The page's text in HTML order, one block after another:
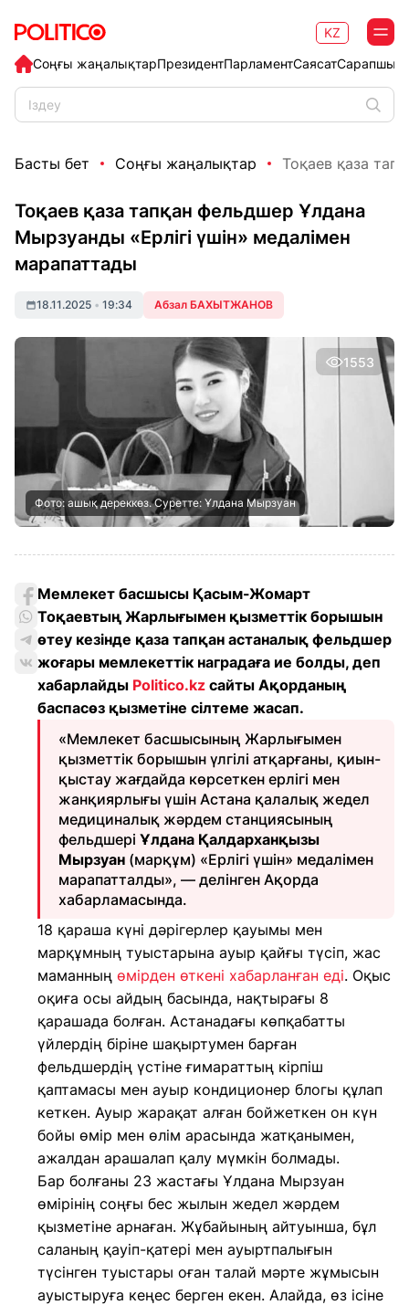
Соңғы жаңалықтарПрезидентПарламентСаясат
KZ
Басты бет Соңғы жаңалықтар Тоқаев қаза
Тоқаев қаза тапқан фельдшер Ұлдана
Мырзуанды «Ерлігі үшін» медалімен
марапаттады
18.11.2025 • 19:34 Абзал БАХЫТЖАНОВ
1553
Фото: ашық дереккөз. Суретте: Ұлдана Мырзуан
Мемлекет басшысы Қасым-Жомарт
Тоқаевтың Жарлығымен қызметтік борышын
өтеу кезінде қаза тапқан астаналық фельдшер
жоғары мемлекеттік наградаға ие болды, деп
хабарлайды Politico.kz сайты Ақорданың
баспасөз қызметіне сілтеме жасап.
«Мемлекет басшысының Жарлығымен
қызметтік борышын үлгілі атқарғаны, қиын-
қыстау жағдайда көрсеткен ерлігі мен
жанқиярлығы үшін Астана қалалық жедел
медициналық жәрдем станциясының
фельдшері Ұлдана Қалдарханқызы
Мырзуан (марқұм) «Ерлігі үшін» медалімен
марапатталды», — делінген Ақорда
хабарламасында.
18 қараша күні дәрігерлер қауымы мен
марқұмның туыстарына ауыр қайғы түсіп, жас
маманның өмірден өткені хабарланған еді. Оқыс
оқиға осы айдың басында, нақтырағы 8
қарашада болған. Астанадағы көпқабатты
үйлердің біріне шақыртумен барған
фельдшердің үстіне ғимараттың кірпіш
қаптамасы мен ауыр кондиционер блогы құлап
кеткен. Ауыр жарақат алған бойжеткен он күн
бойы өмір мен өлім арасында жатқанымен,
ажалдан арашалап қалу мүмкін болмады.
Бар болғаны 23 жастағы Ұлдана Мырзуан
өмірінің соңғы бес жылын жедел жәрдем
қызметіне арнаған. Жұбайының айтуынша, бұл
саланың қауіп-қатері мен ауыртпалығын
түсінген туыстары оған талай мәрте жұмысын
ауыстыруға кеңес берген екен. Алайда, өз ісіне